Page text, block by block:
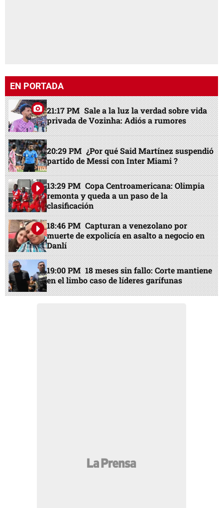
EN PORTADA
21:17 PM Sale a la luz la verdad sobre vida
privada de Vozinha: Adiós a rumores
20:29 PM ¿Por qué Said Martínez suspendió
partido de Messi con Inter Miami ?
13:29 PM Copa Centroamericana: Olimpia
remonta y queda a un paso de la
clasificación
18:46 PM Capturan a venezolano por
muerte de expolicía en asalto a negocio en
Danlí
19:00 PM 18 meses sin fallo: Corte mantiene
en el limbo caso de líderes garífunas